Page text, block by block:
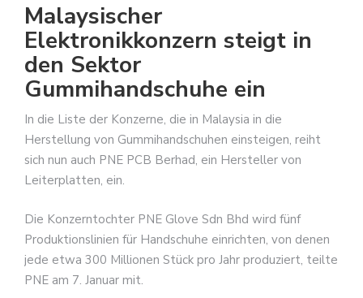
Malaysischer
Elektronikkonzern steigt in
den Sektor
Gummihandschuhe ein
In die Liste der Konzerne, die in Malaysia in die
Herstellung von Gummihandschuhen einsteigen, reiht
sich nun auch PNE PCB Berhad, ein Hersteller von
Leiterplatten, ein.
Die Konzerntochter PNE Glove Sdn Bhd wird fünf
Produktionslinien für Handschuhe einrichten, von denen
jede etwa 300 Millionen Stück pro Jahr produziert, teilte
PNE am 7. Januar mit.